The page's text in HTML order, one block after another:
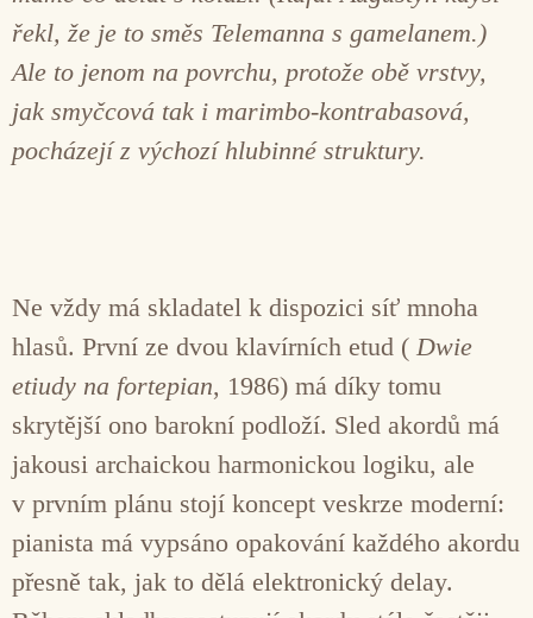
řekl, že je to směs Telemanna s gamelanem.)
Ale to jenom na povrchu, protože obě vrstvy,
jak smyčcová tak i marimbo-kontrabasová,
pocházejí z výchozí hlubinné struktury.
Ne vždy má skladatel k dispozici síť mnoha
hlasů. První ze dvou klavírních etud ( Dwie
etiudy na fortepian, 1986) má díky tomu
skrytější ono barokní podloží. Sled akordů má
jakousi archaickou harmonickou logiku, ale
v prvním plánu stojí koncept veskrze moderní:
pianista má vypsáno opakování každého akordu
přesně tak, jak to dělá elektronický delay.